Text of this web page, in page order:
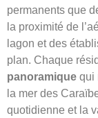
permanents que
la proximité de
lagon et des
plan. Chaque
panoramique qui
la mer des
quotidienne et la